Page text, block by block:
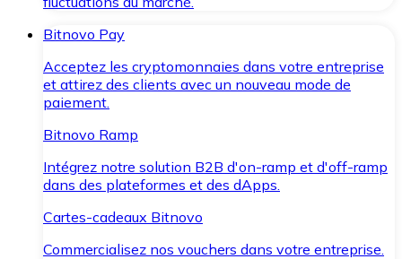
Bitnovo Pay
Acceptez les cryptomonnaies dans votre entreprise
et attirez des clients avec un nouveau mode de
paiement.
Bitnovo Ramp
Intégrez notre solution B2B d'on-ramp et d'off-ramp
dans des plateformes et des dApps.
Cartes-cadeaux Bitnovo
Commercialisez nos vouchers dans votre entreprise.